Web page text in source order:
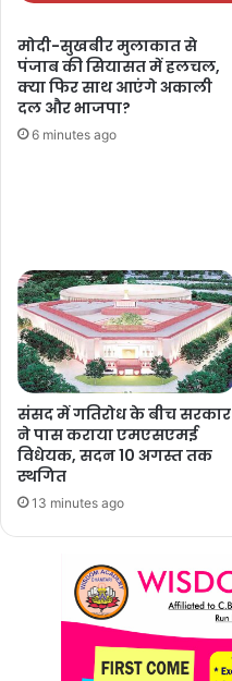
मोदी-सुखबीर मुलाकात से
पंजाब की सियासत में हलचल,
क्या फिर साथ आएंगे अकाली
दल और भाजपा?
6 minutes ago
संसद में गतिरोध के बीच सरकार
ने पास कराया एमएसएमई
विधेयक, सदन 10 अगस्त तक
स्थगित
13 minutes ago